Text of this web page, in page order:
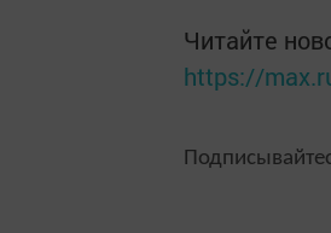
Читайте
https://